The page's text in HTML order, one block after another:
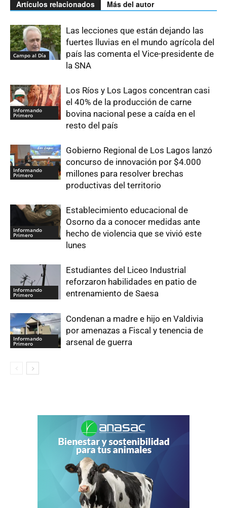
Artículos relacionados Más del autor
Campo al Día
Las lecciones que están dejando las
fuertes lluvias en el mundo agrícola del
país las comenta el Vice-presidente de
la SNA
Informando
Primero
Los Ríos y Los Lagos concentran casi
el 40% de la producción de carne
bovina nacional pese a caída en el
resto del país
Informando
Primero
Gobierno Regional de Los Lagos lanzó
concurso de innovación por $4.000
millones para resolver brechas
productivas del territorio
Informando
Primero
Establecimiento educacional de
Osorno da a conocer medidas ante
hecho de violencia que se vivió este
lunes
Informando
Primero
Estudiantes del Liceo Industrial
reforzaron habilidades en patio de
entrenamiento de Saesa
Informando
Primero
Condenan a madre e hijo en Valdivia
por amenazas a Fiscal y tenencia de
arsenal de guerra